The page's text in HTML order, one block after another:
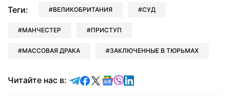
Теги: ВЕЛИКОБРИТАНИЯ СУД
МАНЧЕСТЕР ПРИСТУП
МАССОВАЯ ДРАКА ЗАКЛЮЧЕННЫЕ В ТЮРЬМАХ
Читайте нас в: Читайте в Telegram
Читайте в Facebook
Читайте в X
Читайте в Google news
Читайте в Viber
Читайте в LinkedIn